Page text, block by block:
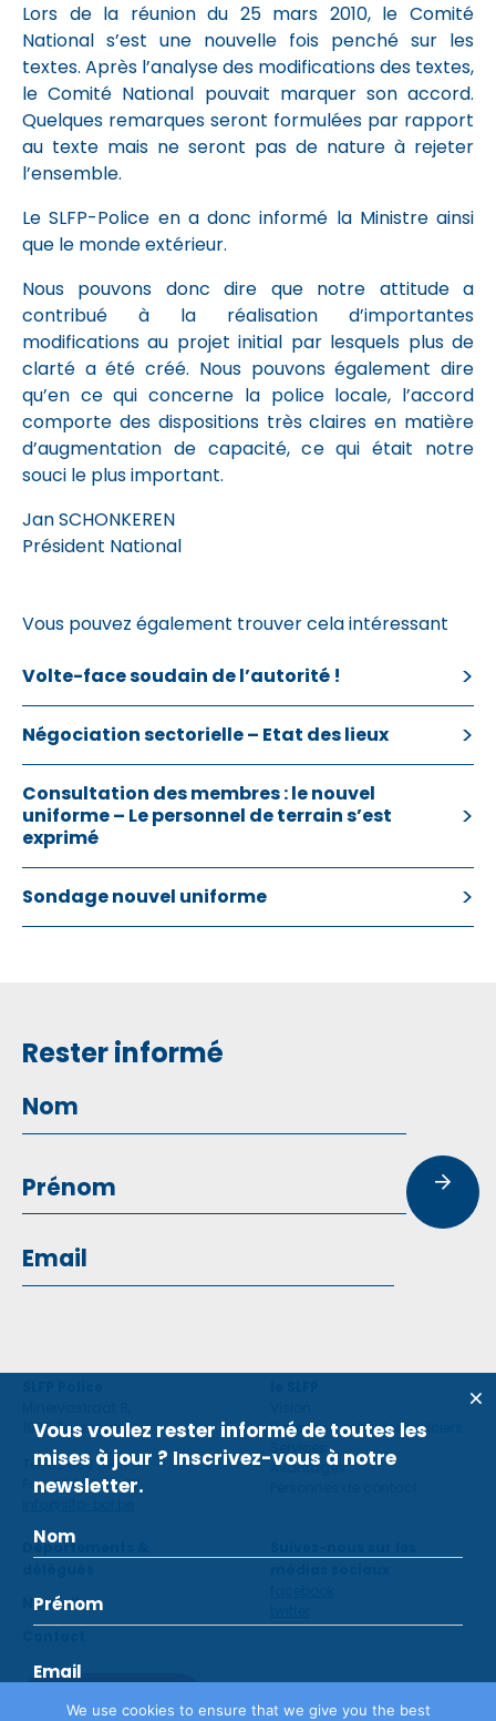
Lors de la réunion du 25 mars 2010, le Comité
National s’est une nouvelle fois penché sur les
textes. Après l’analyse des modifications des textes,
le Comité National pouvait marquer son accord.
Quelques remarques seront formulées par rapport
au texte mais ne seront pas de nature à rejeter
l’ensemble.
Le SLFP-Police en a donc informé la Ministre ainsi
que le monde extérieur.
Nous pouvons donc dire que notre attitude a
contribué à la réalisation d’importantes
modifications au projet initial par lesquels plus de
clarté a été créé. Nous pouvons également dire
qu’en ce qui concerne la police locale, l’accord
comporte des dispositions très claires en matière
d’augmentation de capacité, ce qui était notre
souci le plus important.
Jan SCHONKEREN
Président National
Vous pouvez également trouver cela intéressant
Volte-face soudain de l’autorité !
Négociation sectorielle – Etat des lieux
Consultation des membres : le nouvel
uniforme – Le personnel de terrain s’est
exprimé
Sondage nouvel uniforme
We use cookies to ensure that we give you the best
Rester informé
1930 Zaventem
Tel: 02 660 59 11
Fax: 02 660 50 97
Violence contre des policiers
Avantages
Départements &
Nouvelles
Vous voulez rester informé de toutes les
mises à jour ? Inscrivez-vous à notre
newsletter.